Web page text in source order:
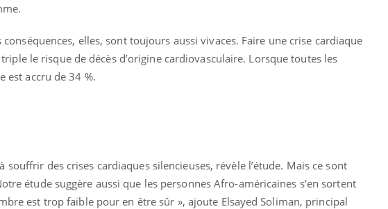
elles, sont toujours aussi vivaces. Faire une crise cardiaque
le risque de décès d’origine cardiovasculaire. Lorsque toutes les
est accru de 34 %.
souffrir des crises cardiaques silencieuses, révèle l’étude. Mais ce sont
étude suggère aussi que les personnes Afro-américaines s’en sortent
est trop faible pour en être sûr », ajoute Elsayed Soliman, principal